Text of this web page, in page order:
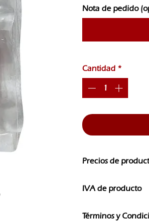
Nota de pedido
Cantidad *
Precios de
CAMBIOS SIN
IVA de producto
IVA
Términos y